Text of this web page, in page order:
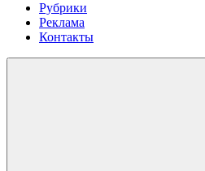
Рубрики
Реклама
Контакты